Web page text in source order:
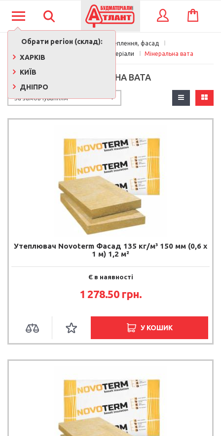
Обрати регіон (склад):
ХАРКІВ
КИЇВ
ДНІПРО
КОШИК
Покрівля, утеплення, фасад
Утеплювачі та ізоляційні матеріали
Мінеральна вата
МІНЕРАЛЬНА ВАТА
Утеплювач Novoterm Фасад 135 кг/м³ 150 мм (0,6 х
1 м) 1,2 м²
Є в наявності
1 278.50 грн.
У КОШИК